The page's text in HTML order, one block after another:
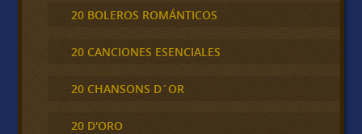
20 BOLEROS ROMÁNTICOS
20 CANCIONES ESENCIALES
20 CHANSONS D´OR
20 D'ORO